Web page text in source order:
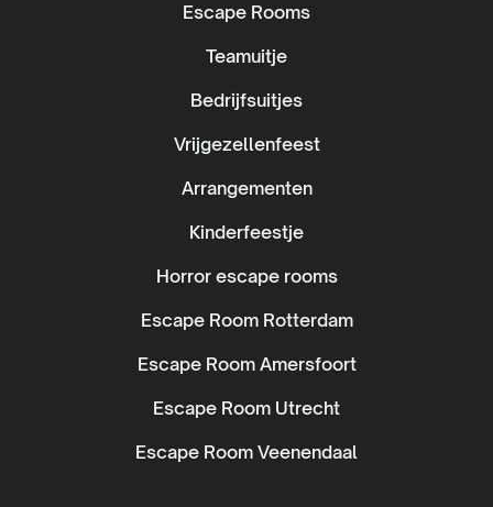
Escape Rooms
Teamuitje
Bedrijfsuitjes
Vrijgezellenfeest
Arrangementen
Kinderfeestje
Horror escape rooms
Escape Room Rotterdam
Escape Room Amersfoort
Escape Room Utrecht
Escape Room Veenendaal